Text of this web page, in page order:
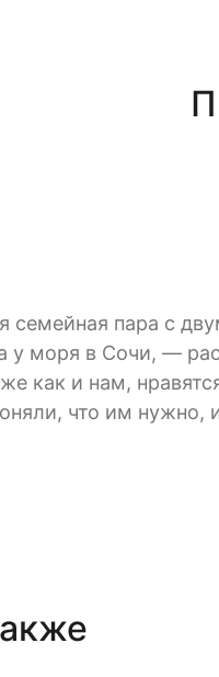
семейная пара с
у моря в Сочи, —
как и нам,
что им нужно,